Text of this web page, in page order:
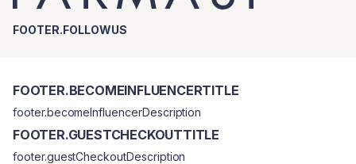
FOOTER.FOLLOWUS
FOOTER.BECOMEINFLUENCERTITLE
footer.becomeInfluencerDescription
FOOTER.GUESTCHECKOUTTITLE
footer.guestCheckoutDescription